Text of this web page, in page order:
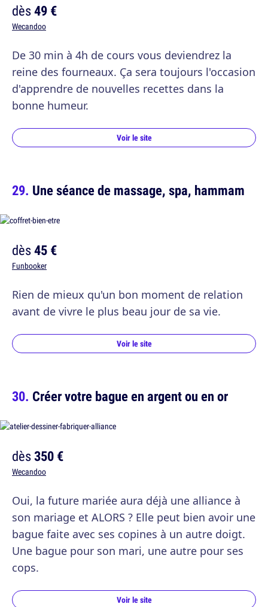
dès49 €
Wecandoo
De 30 min à 4h de cours vous deviendrez la
reine des fourneaux. Ça sera toujours l'occasion
d'apprendre de nouvelles recettes dans la
bonne humeur.
Voir le site
Une séance de massage, spa, hammam
dès45 €
Funbooker
Rien de mieux qu'un bon moment de relation
avant de vivre le plus beau jour de sa vie.
Voir le site
Créer votre bague en argent ou en or
dès350 €
Wecandoo
Oui, la future mariée aura déjà une alliance à
son mariage et ALORS ? Elle peut bien avoir une
bague faite avec ses copines à un autre doigt.
Une bague pour son mari, une autre pour ses
cops.
Voir le site